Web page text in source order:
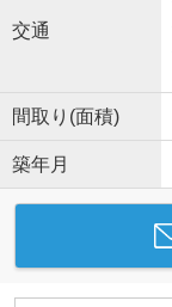
交通
間取り(面積)
築年月